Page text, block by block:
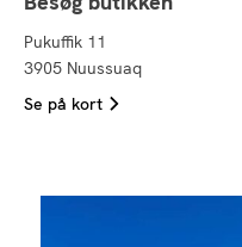
Pukuffik 11
3905 Nuussuaq
Se på kort